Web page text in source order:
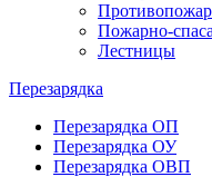
Пожарно-
Лестницы
Перезарядка
Перезарядка ОП
Перезарядка ОУ
Перезарядка ОВП